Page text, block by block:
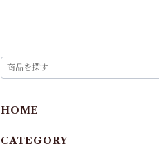
HOME
CATEGORY